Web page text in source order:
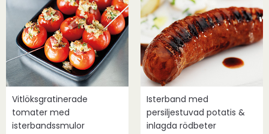
Vitlöksgratinerade
tomater med
isterbandssmulor
Isterband med
persiljestuvad potatis &
inlagda rödbeter